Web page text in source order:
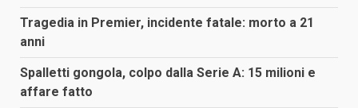
Tragedia in Premier, incidente fatale: morto a 21
anni
Spalletti gongola, colpo dalla Serie A: 15 milioni e
affare fatto